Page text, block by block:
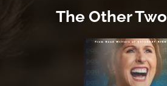
The Other Two